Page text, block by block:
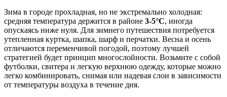
Зима в городе прохладная, но не экстремально холодная:
средняя температура держится в районе 3-5°C, иногда
опускаясь ниже нуля. Для зимнего путешествия потребуется
утепленная куртка, шапка, шарф и перчатки. Весна и осень
отличаются переменчивой погодой, поэтому лучшей
стратегией будет принцип многослойности. Возьмите с собой
футболки, свитера и легкую верхнюю одежду, которые можно
легко комбинировать, снимая или надевая слои в зависимости
от температуры воздуха в течение дня.